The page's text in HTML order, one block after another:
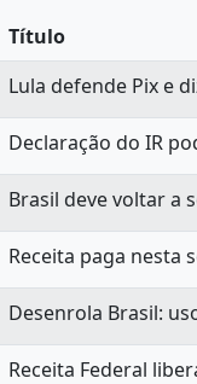
Título
Lula defende Pix e
Declaração do IR
Brasil deve voltar a
Receita paga nesta
Desenrola Brasil:
Receita Federal